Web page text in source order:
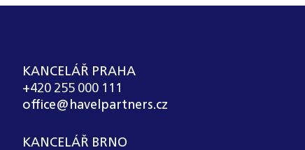
KANCELÁŘ PRAHA
+420 255 000 111
office@havelpartners.cz
KANCELÁŘ BRNO